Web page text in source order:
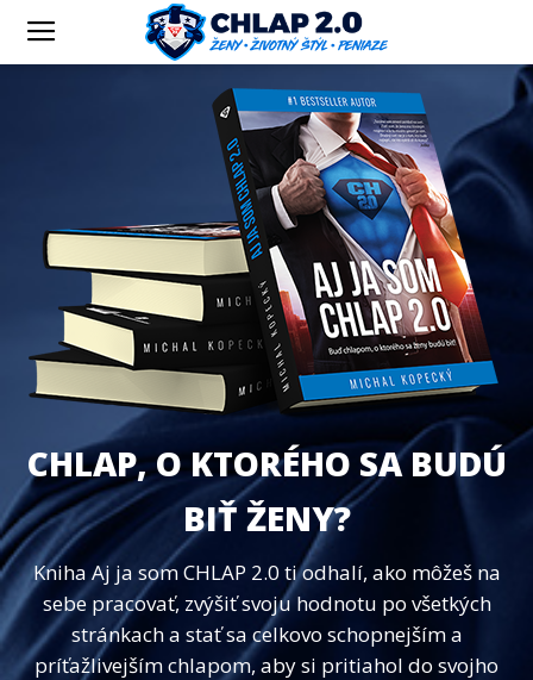
CHLAP, O KTORÉHO SA BUDÚ
BIŤ ŽENY?
Kniha Aj ja som CHLAP 2.0 ti odhalí, ako môžeš na
sebe pracovať, zvýšiť svoju hodnotu po všetkých
stránkach a stať sa celkovo schopnejším a
príťažlivejším chlapom, aby si pritiahol do svojho